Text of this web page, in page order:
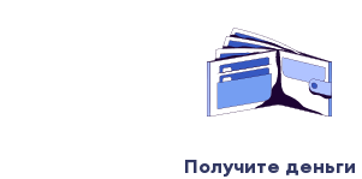
Получите деньги